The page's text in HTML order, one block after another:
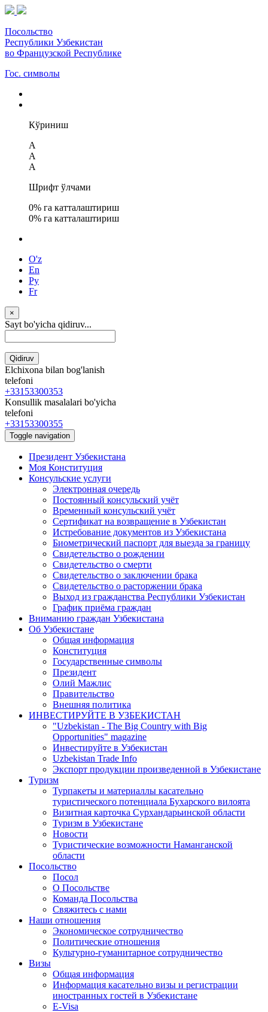
Посольство
Республики Узбекистан
во Французской Республике
Гос. символы
Кўриниш
A
A
A
Шрифт ўлчами
0% га катталаштириш
0% га катталаштириш
O'z
En
Ру
Fr
×
Sayt bo'yicha qidiruv...
Qidiruv
Elchixona bilan bog'lanish
telefoni
+33153300353
Konsullik masalalari bo'yicha
telefoni
+33153300355
Toggle navigation
Президент Узбекистана
Моя Конституция
Консульские услуги
Электронная очередь
Постоянный консульский учёт
Временный консульский учёт
Сертификат на возвращение в Узбекистан
Истребование документов из Узбекистана
Биометрический паспорт для выезда за границу
Свидетельство о рождении
Свидетельство о смерти
Свидетельство о заключении брака
Свидетельство о расторжении брака
Выход из гражданства Республики Узбекистан
График приёма граждан
Вниманию граждан Узбекистана
Об Узбекистане
Общая информация
Конституция
Государственные символы
Президент
Олий Мажлис
Правительство
Внешняя политика
ИНВЕСТИРУЙТЕ В УЗБЕКИСТАН
"Uzbekistan - The Big Country with Big
Opportunities" magazine
Инвестируйте в Узбекистан
Uzbekistan Trade Info
Экспорт продукции произведенной в Узбекистане
Туризм
Турпакеты и материаллы касательно
туристического потенциала Бухарского вилоята
Визитная карточка Сурхандарьинской области
Туризм в Узбекистане
Новости
Туристические возможности Наманганской
области
Посольство
Посол
О Посольстве
Команда Посольства
Свяжитесь с нами
Наши отношения
Экономическое сотрудничество
Политические отношения
Культурно-гуманитарное сотрудничество
Визы
Общая информация
Информация касательно визы и регистрации
иностранных гостей в Узбекистане
E-Visa